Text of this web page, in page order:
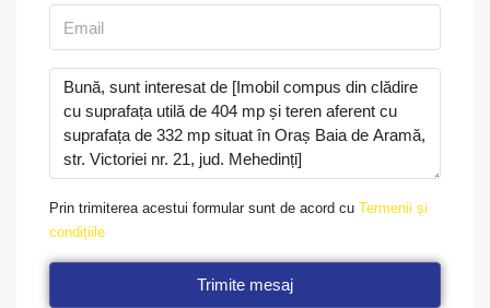
Prin trimiterea acestui formular sunt de acord cu Termenii și
condițiile
Trimite mesaj